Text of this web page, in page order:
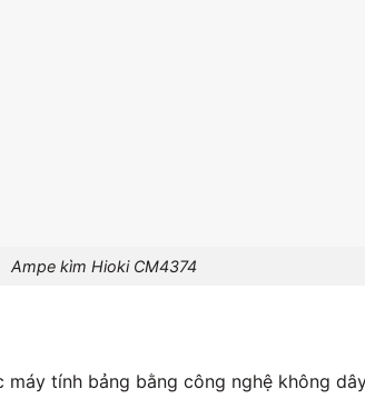
Ampe kìm Hioki CM4374
tính bảng bằng công nghệ không